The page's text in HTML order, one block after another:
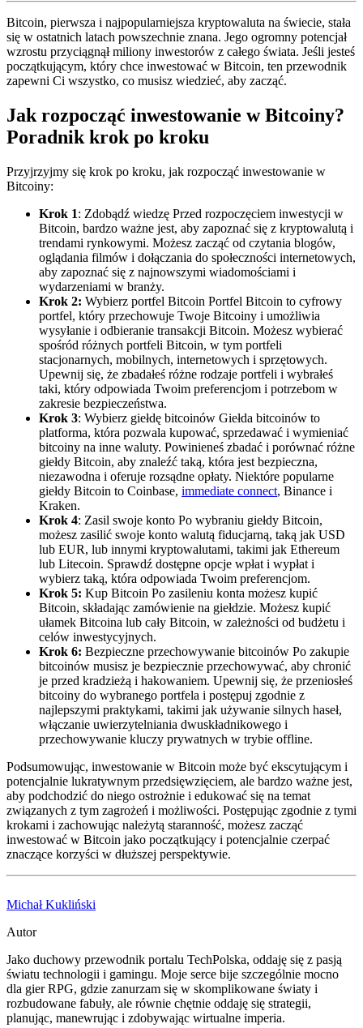
Bitcoin, pierwsza i najpopularniejsza kryptowaluta na świecie, stała
się w ostatnich latach powszechnie znana. Jego ogromny potencjał
wzrostu przyciągnął miliony inwestorów z całego świata. Jeśli jesteś
początkującym, który chce inwestować w Bitcoin, ten przewodnik
zapewni Ci wszystko, co musisz wiedzieć, aby zacząć.
Jak rozpocząć inwestowanie w Bitcoiny?
Poradnik krok po kroku
Przyjrzyjmy się krok po kroku, jak rozpocząć inwestowanie w
Bitcoiny:
Krok 1: Zdobądź wiedzę Przed rozpoczęciem inwestycji w
Bitcoin, bardzo ważne jest, aby zapoznać się z kryptowalutą i
trendami rynkowymi. Możesz zacząć od czytania blogów,
oglądania filmów i dołączania do społeczności internetowych,
aby zapoznać się z najnowszymi wiadomościami i
wydarzeniami w branży.
Krok 2: Wybierz portfel Bitcoin Portfel Bitcoin to cyfrowy
portfel, który przechowuje Twoje Bitcoiny i umożliwia
wysyłanie i odbieranie transakcji Bitcoin. Możesz wybierać
spośród różnych portfeli Bitcoin, w tym portfeli
stacjonarnych, mobilnych, internetowych i sprzętowych.
Upewnij się, że zbadałeś różne rodzaje portfeli i wybrałeś
taki, który odpowiada Twoim preferencjom i potrzebom w
zakresie bezpieczeństwa.
Krok 3: Wybierz giełdę bitcoinów Giełda bitcoinów to
platforma, która pozwala kupować, sprzedawać i wymieniać
bitcoiny na inne waluty. Powinieneś zbadać i porównać różne
giełdy Bitcoin, aby znaleźć taką, która jest bezpieczna,
niezawodna i oferuje rozsądne opłaty. Niektóre popularne
giełdy Bitcoin to Coinbase, immediate connect, Binance i
Kraken.
Krok 4: Zasil swoje konto Po wybraniu giełdy Bitcoin,
możesz zasilić swoje konto walutą fiducjarną, taką jak USD
lub EUR, lub innymi kryptowalutami, takimi jak Ethereum
lub Litecoin. Sprawdź dostępne opcje wpłat i wypłat i
wybierz taką, która odpowiada Twoim preferencjom.
Krok 5: Kup Bitcoin Po zasileniu konta możesz kupić
Bitcoin, składając zamówienie na giełdzie. Możesz kupić
ułamek Bitcoina lub cały Bitcoin, w zależności od budżetu i
celów inwestycyjnych.
Krok 6: Bezpieczne przechowywanie bitcoinów Po zakupie
bitcoinów musisz je bezpiecznie przechowywać, aby chronić
je przed kradzieżą i hakowaniem. Upewnij się, że przeniosłeś
bitcoiny do wybranego portfela i postępuj zgodnie z
najlepszymi praktykami, takimi jak używanie silnych haseł,
włączanie uwierzytelniania dwuskładnikowego i
przechowywanie kluczy prywatnych w trybie offline.
Podsumowując, inwestowanie w Bitcoin może być ekscytującym i
potencjalnie lukratywnym przedsięwzięciem, ale bardzo ważne jest,
aby podchodzić do niego ostrożnie i edukować się na temat
związanych z tym zagrożeń i możliwości. Postępując zgodnie z tymi
krokami i zachowując należytą staranność, możesz zacząć
inwestować w Bitcoin jako początkujący i potencjalnie czerpać
znaczące korzyści w dłuższej perspektywie.
Michał Kukliński
Autor
Jako duchowy przewodnik portalu TechPolska, oddaję się z pasją
światu technologii i gamingu. Moje serce bije szczególnie mocno
dla gier RPG, gdzie zanurzam się w skomplikowane światy i
rozbudowane fabuły, ale równie chętnie oddaję się strategii,
planując, manewrując i zdobywając wirtualne imperia.